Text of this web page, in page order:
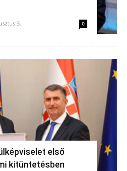
3. 0
első
kitüntetésben